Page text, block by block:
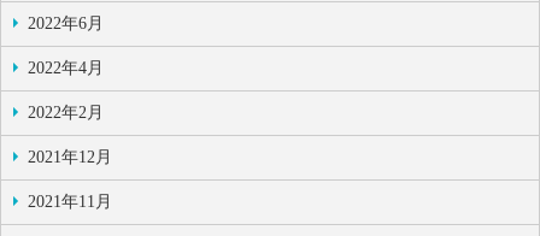
2022年6月
2022年4月
2022年2月
2021年12月
2021年11月